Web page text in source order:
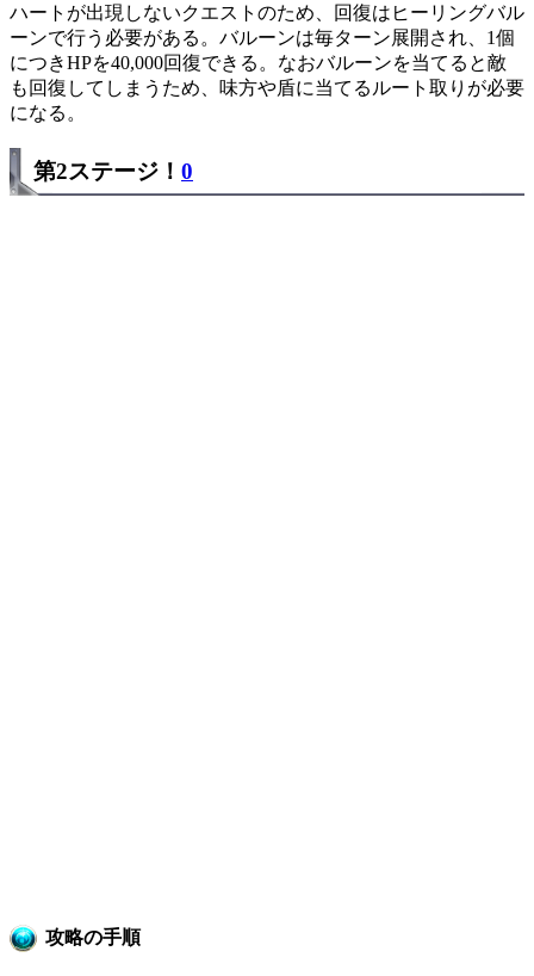
ハートが出現しないクエストのため、回復はヒーリングバル
ーンで行う必要がある。バルーンは毎ターン展開され、1個
につきHPを40,000回復できる。なおバルーンを当てると敵
も回復してしまうため、味方や盾に当てるルート取りが必要
になる。
第2ステージ！ 0
攻略の手順